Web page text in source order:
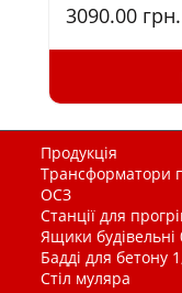
3090.00 грн.
Продукція
Трансформатори
ОСЗ
Станції для
Ящики будівельні
Бадді для бетону
Стіл муляра